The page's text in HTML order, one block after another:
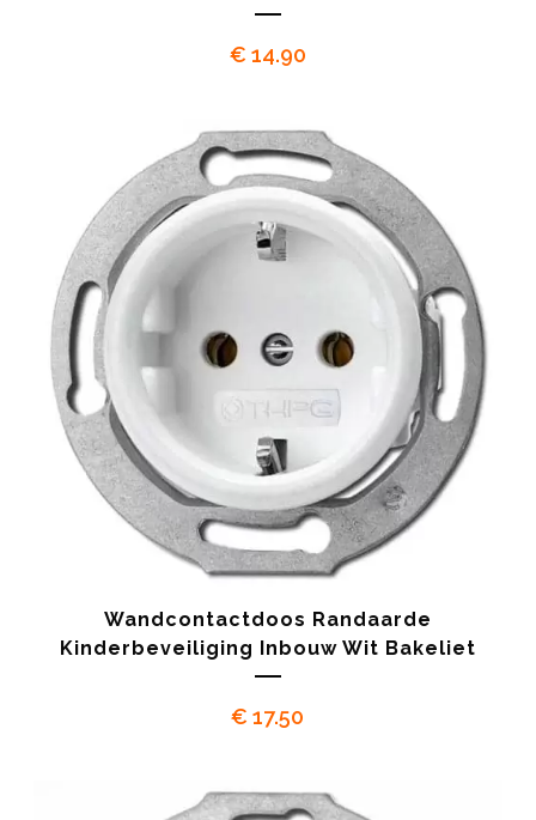
€ 14.90
Wandcontactdoos Randaarde
Kinderbeveiliging Inbouw Wit Bakeliet
€ 17.50